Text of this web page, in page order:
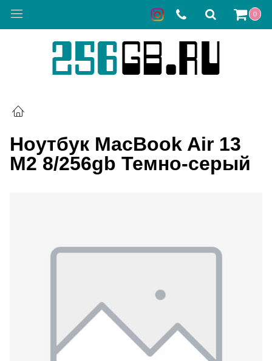
0
Ноутбук MacBook Air 13
M2 8/256gb Темно-серый